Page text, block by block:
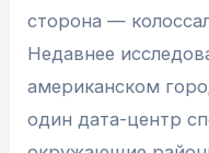
сторона —
Недавнее
американском
один дата-центр